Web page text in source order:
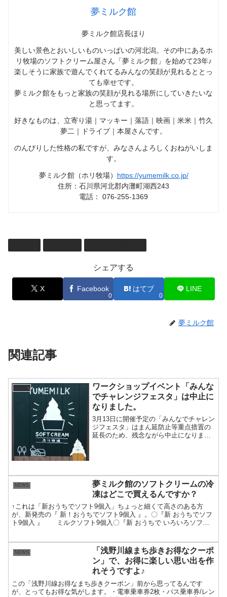
夢ミルク館
夢ミルク館店長ほり
美しい景色とおいしいものいっぱいの河北潟。その中にあるホ
リ牧場のソフトクリーム屋さん「夢ミルク館」を始めて23年♪
楽しそうに家族で遊んでくれてるみんなの笑顔が見れるととっ
ても幸せです。
夢ミルク館をもっと家族の笑顔が見れる場所にしていきたいな
と思ってます。
好きなものは、立寄り湯｜マッキー｜落語｜映画｜米米｜竹久
夢二｜ドライブ｜本屋さんです。
のんびりした性格の私ですが、みなさんよろしくおねがいしま
す。
夢ミルク館（ホリ牧場） https://yumemilk.co.jp/
住所：石川県河北郡内灘町湖西243
電話： 076-255-1369
シェアする
X Facebook
0
はてブ
0
LINE
夢ミルク館
関連記事
NEWS
ワークショップイベント「みんな
でチャレンジフェスタ」は中止に
なりました。
3月13日に開催予定の「みんなでチャレン
ジフェスタ」はまん延防止等重点措置の
延長のため、残念ながら中止になりま
NEWS
夢ミルク館のソフトクリームの冷
凍はどこで買えるんですか？
↑これは「新おうちでソフト9個入」ちょっと細くて高さのある方
が、新発売の『 新！おうちでソフト9個入 』。〇『新 おうちでソフ
ト9個入 』 ミルクソフト9個入〇『新 おうちで いろいろソフト9
NEWS
「浅野川線まち歩きお得なクーポ
ン」で、お得に楽しい思い出を作
れそうですよ♪
この「浅野川線お得なまち歩きクーポン」前から思ってるんです
が、とってもお得な気がします。・電車乗車券2枚・バス乗車券/レン